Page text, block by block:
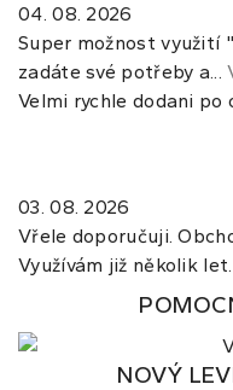
04. 08. 2026
Super možnost využití
zadáte své potřeby a...
Velmi rychle dodani po
03. 08. 2026
Vřele doporučuji.
Využívám již několik let.
NOVÝ